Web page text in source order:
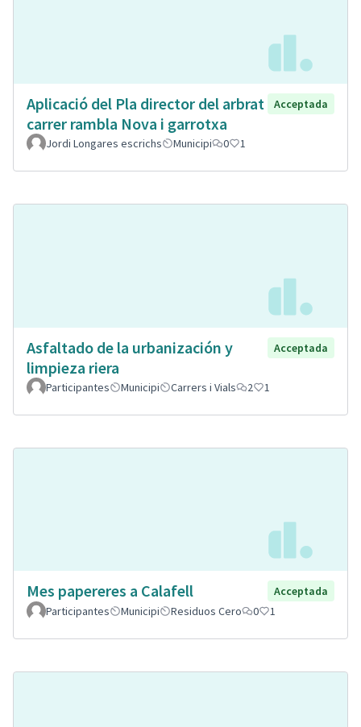
Aplicació del Pla director del arbrat
carrer rambla Nova i garrotxa
Acceptada
Jordi Longares escrichs Municipi 0 1
Asfaltado de la urbanización y
limpieza riera
Acceptada
Participantes Municipi Carrers i Vials 2 1
Mes papereres a Calafell
Acceptada
Participantes
Municipi Residuos Cero 0 1